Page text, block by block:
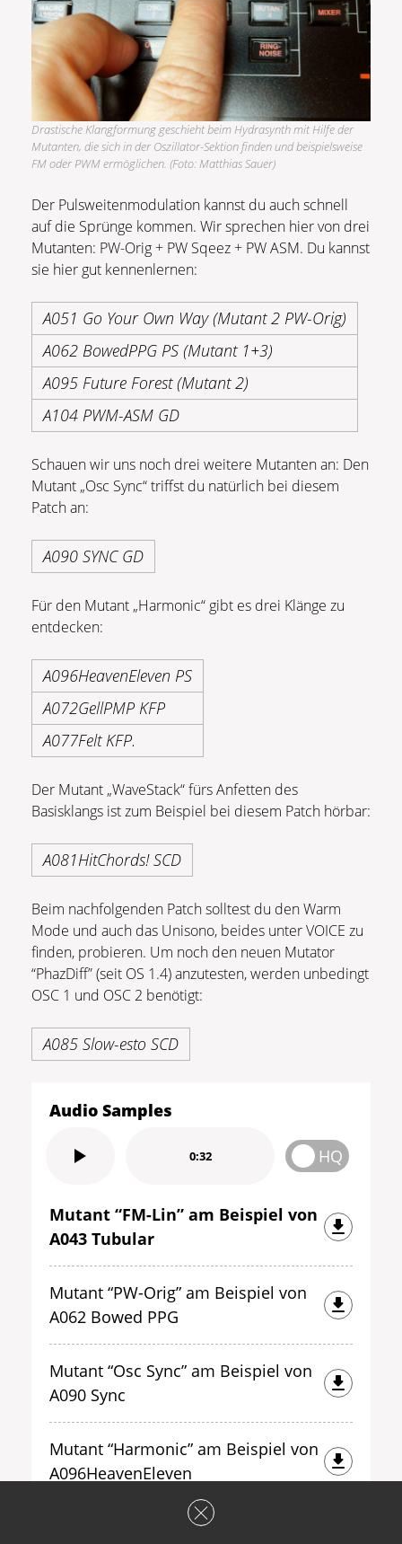
Drastische Klangformung geschieht beim Hydrasynth mit Hilfe der
Mutanten, die sich in der Oszillator-Sektion finden und beispielsweise
FM oder PWM ermöglichen. (Foto: Matthias Sauer)
Der Pulsweitenmodulation kannst du auch schnell
auf die Sprünge kommen. Wir sprechen hier von drei
Mutanten: PW-Orig + PW Sqeez + PW ASM. Du kannst
sie hier gut kennenlernen:
A051 Go Your Own Way (Mutant 2 PW-Orig)
A062 BowedPPG PS (Mutant 1+3)
A095 Future Forest (Mutant 2)
A104 PWM-ASM GD
Schauen wir uns noch drei weitere Mutanten an: Den
Mutant „Osc Sync“ triffst du natürlich bei diesem
Patch an:
A090 SYNC GD
Für den Mutant „Harmonic“ gibt es drei Klänge zu
entdecken:
A096HeavenEleven PS
A072GellPMP KFP
A077Felt KFP.
Der Mutant „WaveStack“ fürs Anfetten des
Basisklangs ist zum Beispiel bei diesem Patch hörbar:
A081HitChords! SCD
Beim nachfolgenden Patch solltest du den Warm
Mode und auch das Unisono, beides unter VOICE zu
finden, probieren. Um noch den neuen Mutator
“PhazDiff” (seit OS 1.4) anzutesten, werden unbedingt
OSC 1 und OSC 2 benötigt:
A085 Slow-esto SCD
Audio Samples
0:32 HQ
Mutant “FM-Lin” am Beispiel von
A043 Tubular
Mutant “PW-Orig” am Beispiel von
A062 Bowed PPG
Mutant “Osc Sync” am Beispiel von
A090 Sync
Mutant “Harmonic” am Beispiel von
A096HeavenEleven
Mutant “WaveStack” am Beispiel